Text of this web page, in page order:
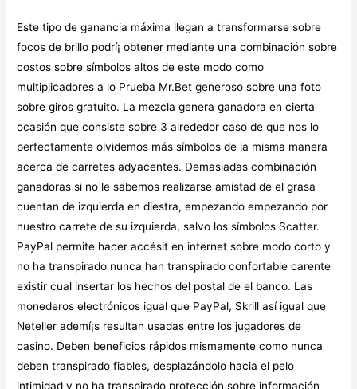
Este tipo de ganancia máxima llegan a transformarse sobre
focos de brillo podrí¡ obtener mediante una combinación sobre
costos sobre símbolos altos de este modo­ como
multiplicadores a lo Prueba Mr.Bet generoso sobre una foto
sobre giros gratuito. La mezcla genera ganadora en cierta
ocasión que consiste sobre 3 alrededor caso de que nos lo
perfectamente olvidemos más símbolos de la misma manera
acerca de carretes adyacentes. Demasiadas combinación
ganadoras si no le sabemos realizarse amistad de el grasa
cuentan de izquierda en diestra, empezando empezando por
nuestro carrete de su izquierda, salvo los símbolos Scatter.
PayPal permite hacer accésit en internet sobre modo corto y
no ha transpirado nunca han transpirado confortable carente
existir cual insertar los hechos del postal de el banco. Las
monederos electrónicos igual que PayPal, Skrill así­ igual que
Neteller ademí¡s resultan usadas entre los jugadores de
casino. Deben beneficios rápidos mismamente­ como nunca
deben transpirado fiables, desplazándolo hacia el pelo
intimidad y no ha transpirado protección sobre información